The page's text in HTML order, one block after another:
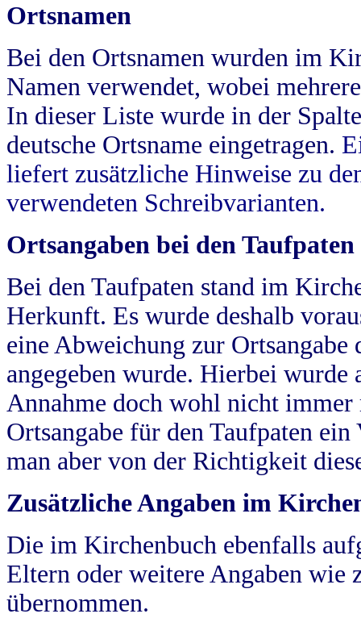
Ortsnamen
Bei den Ortsnamen wurden im
Namen verwendet, wobei
In dieser Liste wurde in der
deutsche Ortsname eingetragen.
liefert zusätzliche Hinweise zu
verwendeten Schreibvarianten.
Ortsangaben bei den Taufpaten
Bei den Taufpaten stand im
Herkunft. Es wurde deshalb
eine Abweichung zur
angegeben wurde. Hierbei wurde
Annahme doch wohl nicht
Ortsangabe für den Taufpaten
man aber von der Richtigkeit
Zusätzliche Angaben im
Die im Kirchenbuch ebenfalls
Eltern oder weitere Angaben wie
übernommen.